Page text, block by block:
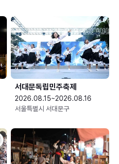
서대문독립민주축제
2026.08.15~2026.08.16
서울특별시 서대문구